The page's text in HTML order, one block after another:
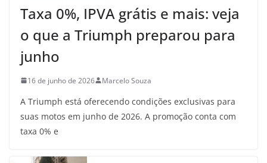
Taxa 0%, IPVA grátis e mais: veja
o que a Triumph preparou para
junho
16 de junho de 2026 Marcelo Souza
A Triumph está oferecendo condições exclusivas para
suas motos em junho de 2026. A promoção conta com
taxa 0% e